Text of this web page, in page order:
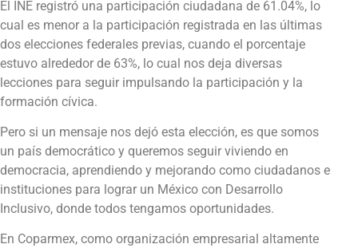
El INE registró una participación ciudadana de 61.04%, lo
cual es menor a la participación registrada en las últimas
dos elecciones federales previas, cuando el porcentaje
estuvo alrededor de 63%, lo cual nos deja diversas
lecciones para seguir impulsando la participación y la
formación cívica.
Pero si un mensaje nos dejó esta elección, es que somos
un país democrático y queremos seguir viviendo en
democracia, aprendiendo y mejorando como ciudadanos e
instituciones para lograr un México con Desarrollo
Inclusivo, donde todos tengamos oportunidades.
En Coparmex, como organización empresarial altamente